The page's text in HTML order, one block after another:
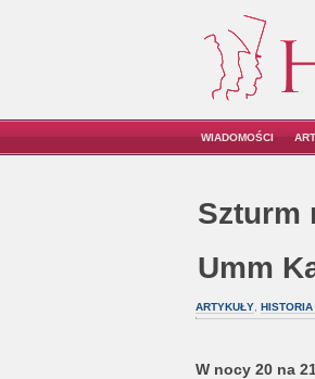
WIADOMOŚCI
Szturm
Umm
ARTYKUŁY,
W nocy 20 na